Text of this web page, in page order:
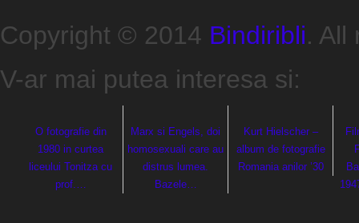
Copyright © 2014 Bindiribli. All
V-ar mai putea interesa si:
O fotografie din
1980 in curtea
liceului Tonitza cu
prof.…
Marx si Engels, doi
homosexuali care au
distrus lumea.
Bazele…
Kurt Hielscher –
album de fotografie
Romania anilor ’30